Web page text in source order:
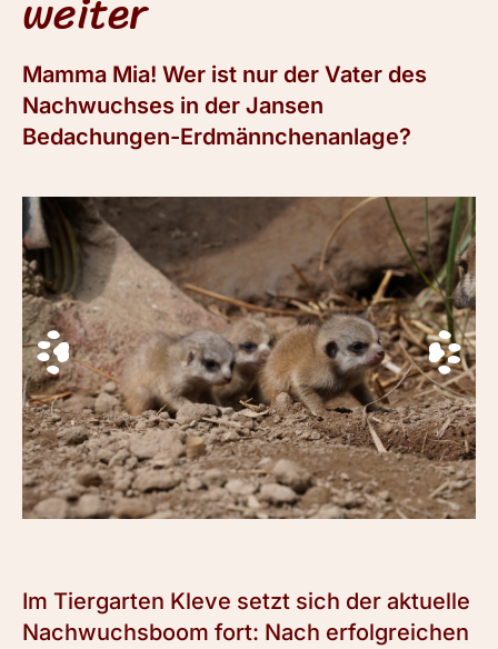
Mamma Mia! Wer ist nur der Vater des
Nachwuchses in der Jansen
Bedachungen-Erdmännchenanlage?
Im Tiergarten Kleve setzt sich der aktuelle
Nachwuchsboom fort: Nach erfolgreichen